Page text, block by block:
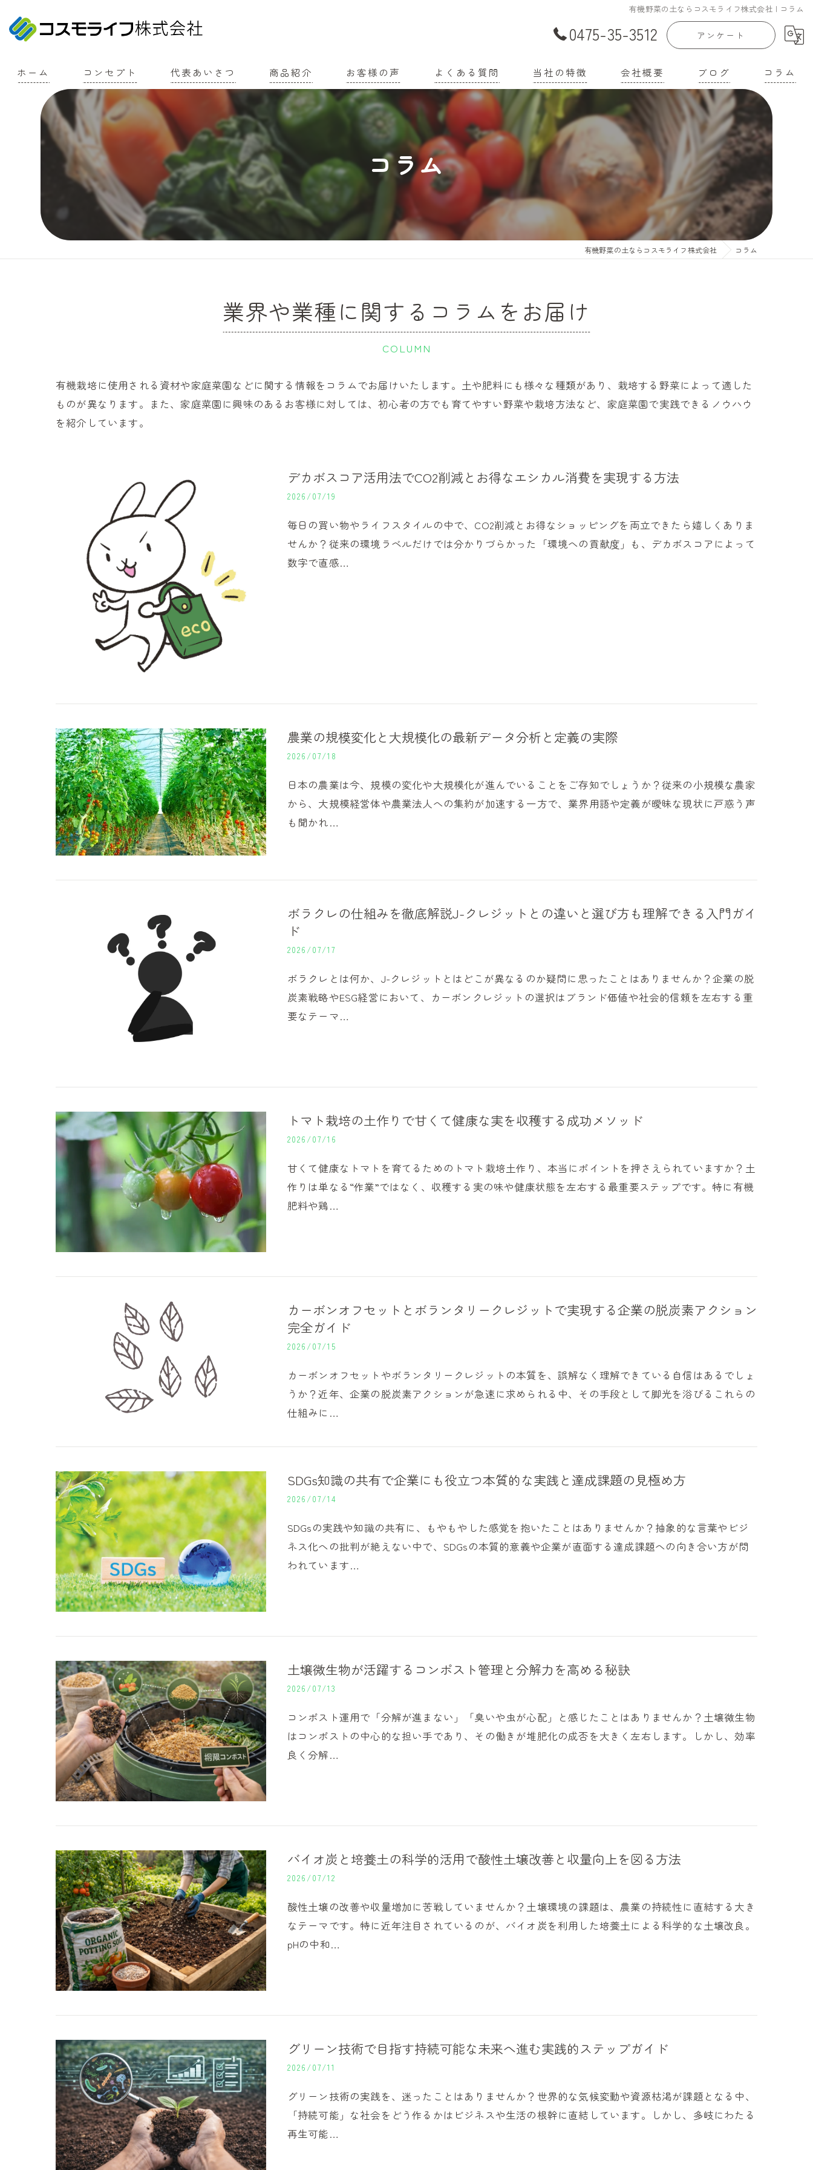
有機野菜の土ならコスモライフ株式会社 | コラム
0475-35-3512 アンケート
ホーム コンセプト 代表あいさつ 商品紹介 お客様の声 よくある質問 当社の特徴
家庭菜園
農家
土壌改良材
有機肥料
会社概要
漫画特集
ブログ コラム
コラム
有機野菜の土ならコスモライフ株式会社 コラム
業界や業種に関するコラムをお届け
COLUMN
有機栽培に使用される資材や家庭菜園などに関する情報をコラムでお届けいたします。土や肥料にも様々な種類があり、栽培する野菜によって適した
ものが異なります。また、家庭菜園に興味のあるお客様に対しては、初心者の方でも育てやすい野菜や栽培方法など、家庭菜園で実践できるノウハウ
を紹介しています。
デカボスコア活用法でCO2削減とお得なエシカル消費を実現する方法
2026/07/19
毎日の買い物やライフスタイルの中で、CO2削減とお得なショッピングを両立できたら嬉しくありま
せんか？従来の環境ラベルだけでは分かりづらかった「環境への貢献度」も、デカボスコアによって
数字で直感…
農業の規模変化と大規模化の最新データ分析と定義の実際
2026/07/18
日本の農業は今、規模の変化や大規模化が進んでいることをご存知でしょうか？従来の小規模な農家
から、大規模経営体や農業法人への集約が加速する一方で、業界用語や定義が曖昧な現状に戸惑う声
も聞かれ…
ボラクレの仕組みを徹底解説J-クレジットとの違いと選び方も理解できる入門ガイ
ド
2026/07/17
ボラクレとは何か、J-クレジットとはどこが異なるのか疑問に思ったことはありませんか？企業の脱
炭素戦略やESG経営において、カーボンクレジットの選択はブランド価値や社会的信頼を左右する重
要なテーマ…
トマト栽培の土作りで甘くて健康な実を収穫する成功メソッド
2026/07/16
甘くて健康なトマトを育てるためのトマト栽培土作り、本当にポイントを押さえられていますか？土
作りは単なる“作業”ではなく、収穫する実の味や健康状態を左右する最重要ステップです。特に有機
肥料や鶏…
カーボンオフセットとボランタリークレジットで実現する企業の脱炭素アクション
完全ガイド
2026/07/15
カーボンオフセットやボランタリークレジットの本質を、誤解なく理解できている自信はあるでしょ
うか？近年、企業の脱炭素アクションが急速に求められる中、その手段として脚光を浴びるこれらの
仕組みに…
SDGs知識の共有で企業にも役立つ本質的な実践と達成課題の見極め方
2026/07/14
SDGsの実践や知識の共有に、もやもやした感覚を抱いたことはありませんか？抽象的な言葉やビジ
ネス化への批判が絶えない中で、SDGsの本質的意義や企業が直面する達成課題への向き合い方が問
われています…
土壌微生物が活躍するコンポスト管理と分解力を高める秘訣
2026/07/13
コンポスト運用で「分解が進まない」「臭いや虫が心配」と感じたことはありませんか？土壌微生物
はコンポストの中心的な担い手であり、その働きが堆肥化の成否を大きく左右します。しかし、効率
良く分解…
バイオ炭と培養土の科学的活用で酸性土壌改善と収量向上を図る方法
2026/07/12
酸性土壌の改善や収量増加に苦戦していませんか？土壌環境の課題は、農業の持続性に直結する大き
なテーマです。特に近年注目されているのが、バイオ炭を利用した培養土による科学的な土壌改良。
pHの中和…
グリーン技術で目指す持続可能な未来へ進む実践的ステップガイド
2026/07/11
グリーン技術の実践を、迷ったことはありませんか？世界的な気候変動や資源枯渇が課題となる中、
「持続可能」な社会をどう作るかはビジネスや生活の根幹に直結しています。しかし、多岐にわたる
再生可能…